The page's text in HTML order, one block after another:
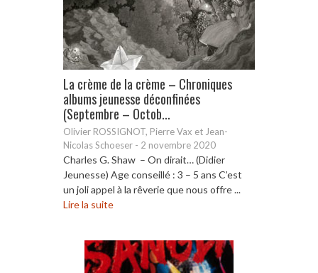
La crème de la crème – Chroniques
albums jeunesse déconfinées
(Septembre – Octob...
Olivier ROSSIGNOT, Pierre Vax et Jean-
Nicolas Schoeser - 2 novembre 2020
Charles G. Shaw – On dirait… (Didier
Jeunesse) Age conseillé : 3 – 5 ans C’est
un joli appel à la rêverie que nous offre ...
Lire la suite